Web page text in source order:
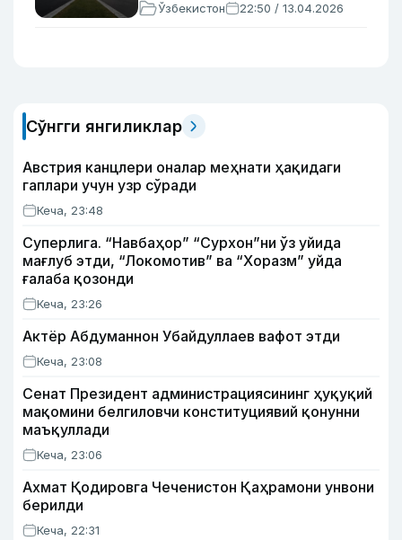
Ўзбекистон 22:50 / 13.04.2026
Сўнгги янгиликлар
Австрия канцлери оналар меҳнати ҳақидаги
гаплари учун узр сўради
Кеча, 23:48
Суперлига. “Навбаҳор” “Сурхон”ни ўз уйида
мағлуб этди, “Локомотив” ва “Хоразм” уйда
ғалаба қозонди
Кеча, 23:26
Актёр Абду­маннон Убайдуллаев вафот этди
Кеча, 23:08
Сенат Президент администрациясининг ҳуқуқий
мақомини белгиловчи конституциявий қонунни
маъқуллади
Кеча, 23:06
Ахмат Қодировга Чеченистон Қаҳрамони унвони
берилди
Кеча, 22:31